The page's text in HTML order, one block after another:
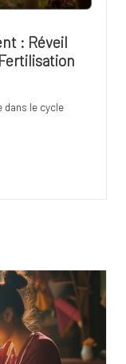
: Réveil
dans le cycle